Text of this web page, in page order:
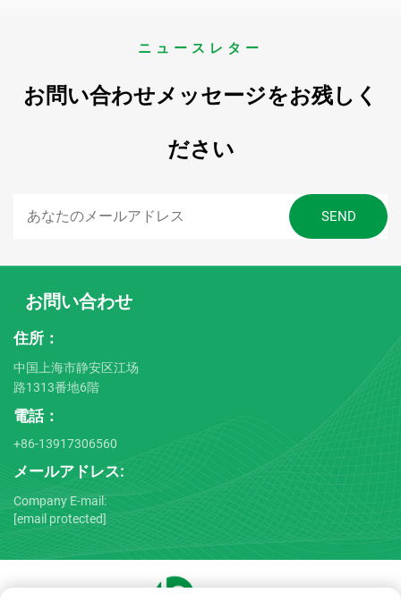
ニュースレター
お問い合わせメッセージをお残しく
ださい
お問い合わせ
住所：
中国上海市静安区江场
路1313番地6階
電話：
+86-13917306560
メールアドレス:
Company E-mail:
[email protected]